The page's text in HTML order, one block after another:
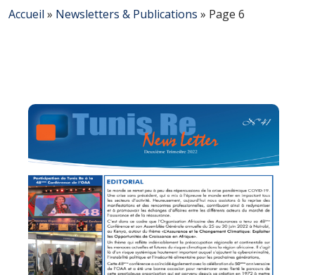
Accueil » Newsletters & Publications » Page 6